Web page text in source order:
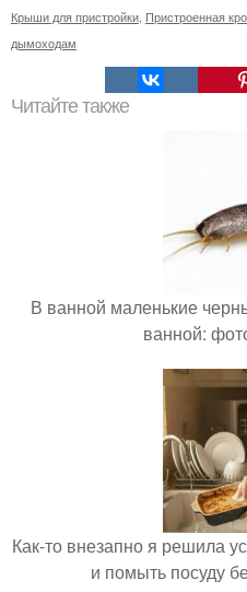
Крыши для пристройки Пристроенная
дымоходам
Читайте также
В ванной маленькие
ванной:
Как-то внезапно я решила
и помыть посуду